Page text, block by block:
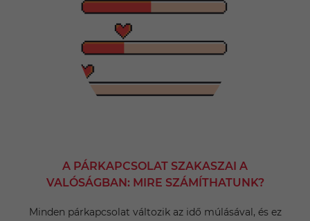
A PÁRKAPCSOLAT SZAKASZAI A
VALÓSÁGBAN: MIRE SZÁMÍTHATUNK?
Minden párkapcsolat változik az idő múlásával, és ez